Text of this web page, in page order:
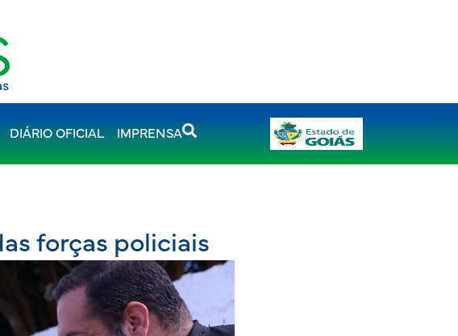
DIÁRIO OFICIAL IMPRENSA
forças policiais